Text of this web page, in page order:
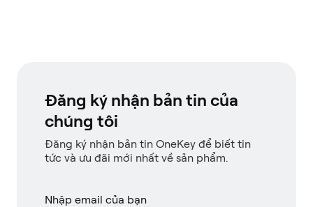
Đăng ký nhận bản tin của
chúng tôi
Đăng ký nhận bản tin OneKey để biết tin
tức và ưu đãi mới nhất về sản phẩm.